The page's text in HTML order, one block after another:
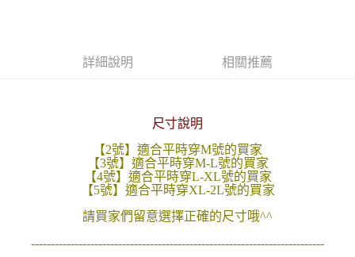
AFTEE先享後付是「在收到商品之後才付款」的支付方式。 讓您購物簡單
３．安心：先確認商品／服務後，再付款。
【「AFTEE先享後付」結帳流程】
１．於結帳方式選擇「AFTEE先享後付」後，將跳轉至「AFTEE先享後付」
結帳頁面，進行簡訊認證並確認金額後，即可完成結帳。
２．訂單成立數日內，您將收到繳費通知簡訊。
３．收到繳費通知簡訊後14天內，點擊此簡訊中的連結，可透過四大超商／
ATM／網路銀行／等多元方式進行付款，方視為交易完成。
每筆NT$80，滿NT$1,800(含以上)免運費
先付款後全家取貨
每筆NT$80，滿NT$1,800(含以上)免運費
詳細說明 相關推薦
尺寸說明
【2號】適合平時穿M號的買家
【3號】適合平時穿M-L號的買家
【4號】適合平時穿L-XL號的買家
【5號】適合平時穿XL-2L號的買家
請買家們留意選擇正確的尺寸哦^^
--------------------------------------------------------------------------